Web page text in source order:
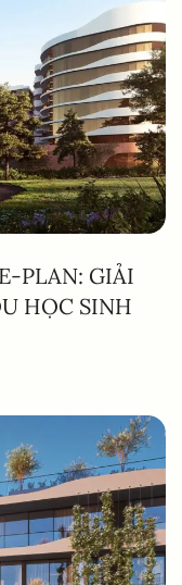
PLAN: GIẢI
HỌC SINH